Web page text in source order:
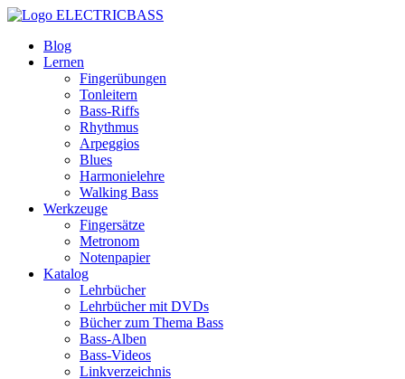
ELECTRICBASS
Blog
Lernen
Fingerübungen
Tonleitern
Bass-Riffs
Rhythmus
Arpeggios
Blues
Harmonielehre
Walking Bass
Werkzeuge
Fingersätze
Metronom
Notenpapier
Katalog
Lehrbücher
Lehrbücher mit DVDs
Bücher zum Thema Bass
Bass-Alben
Bass-Videos
Linkverzeichnis